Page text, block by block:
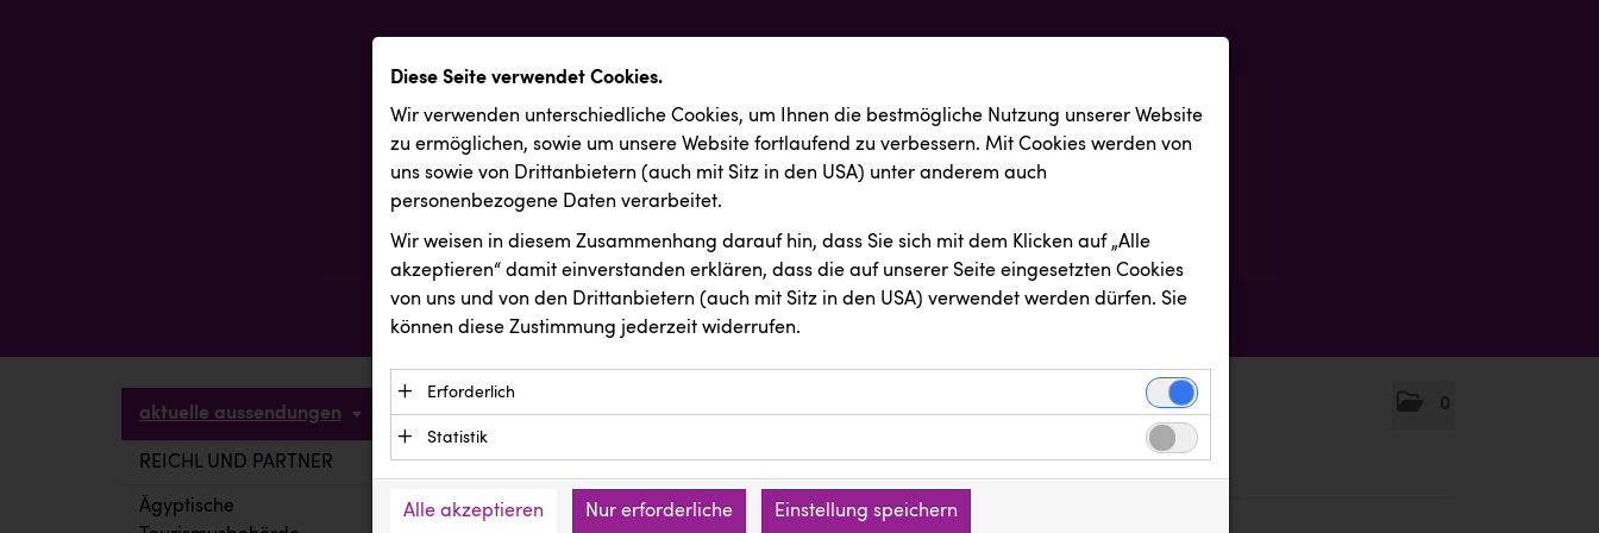
0
aktuelle aussendungen
REICHL UND PARTNER
Ägyptische
Diese Seite verwendet Cookies.
Wir verwenden unterschiedliche Cookies, um Ihnen die best­mögliche Nutzung unserer Website
zu ermöglichen, sowie um unsere Website fortlaufend zu verbessern. Mit Cookies werden von
uns sowie von Drittanbietern (auch mit Sitz in den USA) unter anderem auch
personenbezogene Daten verarbeitet.
Wir weisen in diesem Zusammenhang darauf hin, dass Sie sich mit dem Klicken auf „Alle
akzeptieren“ damit ein­ver­standen erklären, dass die auf unserer Seite eingesetzten Cookies
von uns und von den Drittanbietern (auch mit Sitz in den USA) verwendet werden dürfen. Sie
können diese Zustimmung jederzeit widerrufen.
Erforderlich
Essenzielle Cookies ermöglichen grundlegende Funktionen und sind für die einwandfreie
Funktion der Website erforderlich. Diese Cookies speichern keine personenbezogenen
Daten und werden an keine Dritten übermittelt.
Anbieter: Eigentümer der Website (Erstanbieter)
Statistik
verstehen, wie unsere Besucher unsere Website nutzen.
Alle akzeptieren Nur erforderliche Einstellung speichern